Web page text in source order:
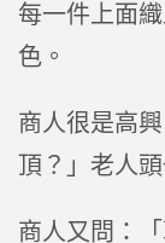
每一件上面
色。
商人很是高
頂？」老人
商人又問：